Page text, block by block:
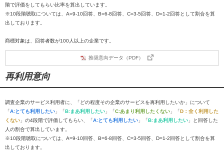
階で評価をしてもらい比率を算出しています。
※10段階聴取については、A=9-10回答、B=6-8回答、C=3-5回答、D=1-2回答として割合を算
出しております。
商標対象は、回答者数が100人以上の企業です。
推奨意向データ（PDF）
再利用意向
調査企業のサービス利用者に、「どの程度その企業のサービスを再利用したいか」について
「A:とても利用したい 」「B:まあ利用したい 」「C:あまり利用したくない 」「D：全く利用した
くない 」の4段階で評価してもらい、「A:とても利用したい 」「B:まあ利用したい 」と回答した
人の割合で算出しています。
※10段階聴取については、A=9-10回答、B=6-8回答、C=3-5回答、D=1-2回答として割合を算
出しております。